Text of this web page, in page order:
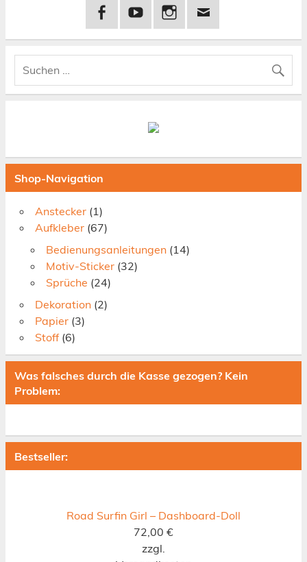
Shop-Navigation
Anstecker (1)
Aufkleber (67)
Bedienungsanleitungen (14)
Motiv-Sticker (32)
Sprüche (24)
Dekoration (2)
Papier (3)
Stoff (6)
Was falsches durch die Kasse gezogen? Kein
Problem:
Bestseller:
Road Surfin Girl – Dashboard-Doll
72,00 €
zzgl.